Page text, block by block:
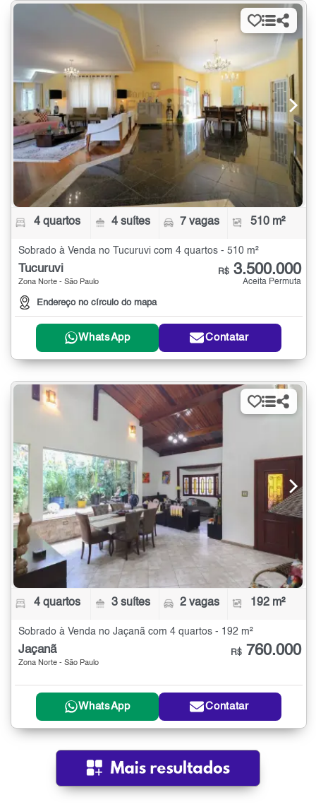
4 quartos 4 suítes 7 vagas 510 m²
Sobrado à Venda no Tucuruvi com 4 quartos - 510 m²
Tucuruvi
Zona Norte - São Paulo
Endereço no círculo do mapa
R$ 3.500.000
Aceita Permuta
WhatsApp Contatar
4 quartos 3 suítes 2 vagas 192 m²
Sobrado à Venda no Jaçanã com 4 quartos - 192 m²
Jaçanã
Zona Norte - São Paulo
R$ 760.000
WhatsApp Contatar